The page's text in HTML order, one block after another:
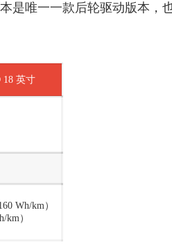
是唯一一款后轮驱动版本，
18 英寸
Wh/km）
km）